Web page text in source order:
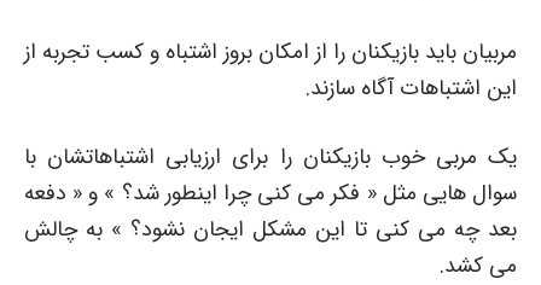
مربیان باید بازیکنان را از امکان بروز اشتباه و کسب تجربه از
این اشتباهات آگاه سازند.
یک مربی خوب بازیکنان را برای ارزیابی اشتباهاتشان با
سوال هایی مثل « فکر می کنی چرا اینطور شد؟ » و « دفعه
بعد چه می کنی تا این مشکل ایجان نشود؟ » به چالش
می کشد.